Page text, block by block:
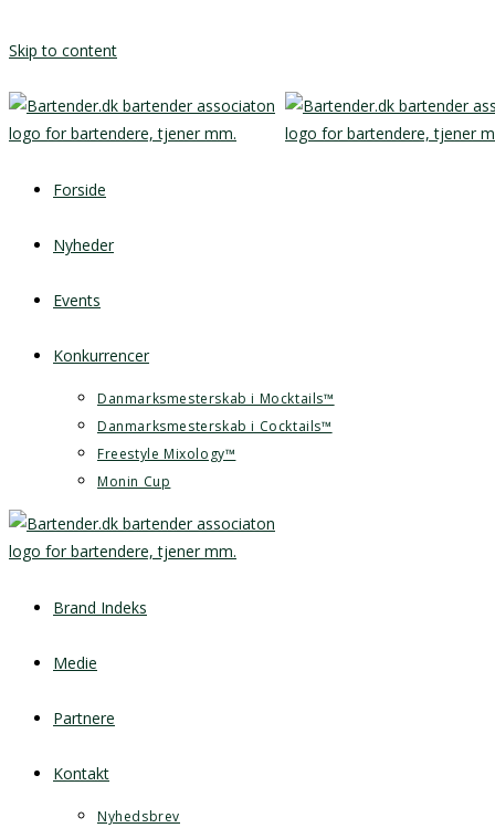
Skip to content
Forside
Nyheder
Events
Konkurrencer
Danmarksmesterskab i Mocktails™
Danmarksmesterskab i Cocktails™
Freestyle Mixology™
Monin Cup
Brand Indeks
Medie
Partnere
Kontakt
Nyhedsbrev